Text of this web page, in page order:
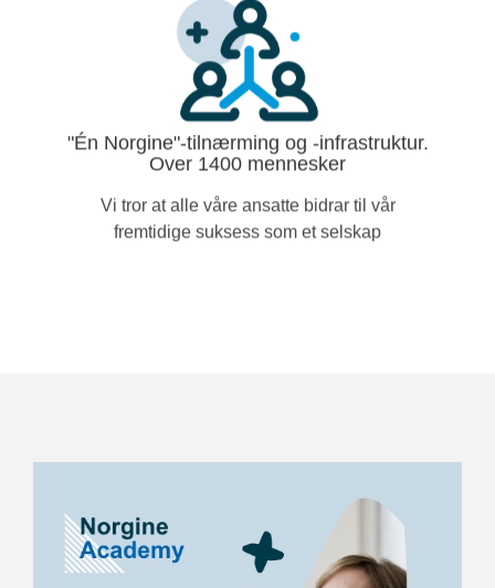
"Én Norgine"-tilnærming og -infrastruktur.
Over 1400 mennesker
Vi tror at alle våre ansatte bidrar til vår
fremtidige suksess som et selskap